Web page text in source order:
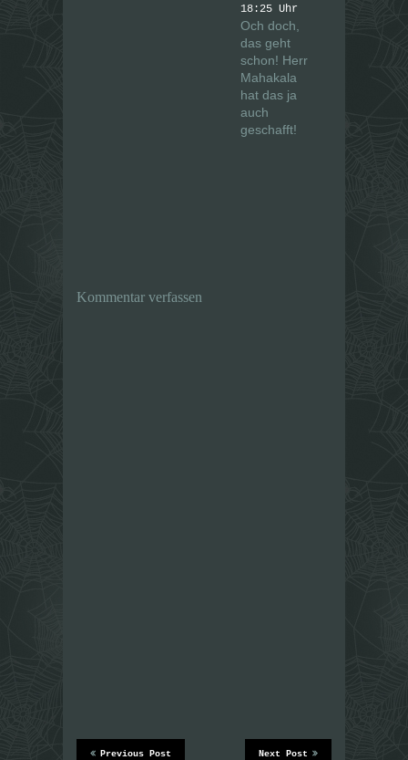
18:25 Uhr
Och doch,
das geht
schon! Herr
Mahakala
hat das ja
auch
geschafft!
Kommentar verfassen
Next Post
Previous Post